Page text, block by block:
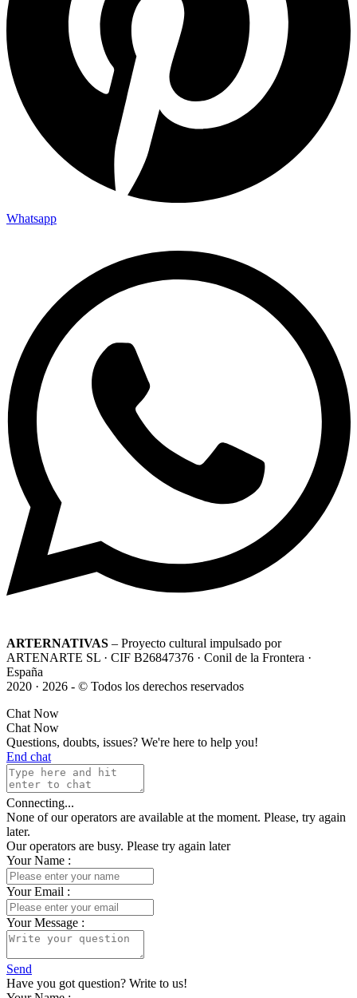
Whatsapp
ARTERNATIVAS – Proyecto cultural impulsado por
ARTENARTE SL · CIF B26847376 · Conil de la Frontera ·
España
2020 · 2026 - © Todos los derechos reservados
Chat Now
Chat Now
Questions, doubts, issues? We're here to help you!
End chat
Connecting...
None of our operators are available at the moment. Please, try again
later.
Our operators are busy. Please try again later
Your Name :
Your Email :
Your Message :
Send
Have you got question? Write to us!